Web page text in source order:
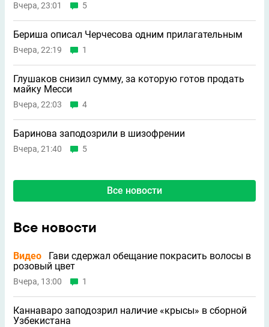
Вчера, 23:01 5
Бериша описал Черчесова одним прилагательным
Вчера, 22:19 1
Глушаков снизил сумму, за которую готов продать
майку Месси
Вчера, 22:03 4
Баринова заподозрили в шизофрении
Вчера, 21:40 5
Все новости
Все новости
Видео
Гави сдержал обещание покрасить волосы в
розовый цвет
Вчера, 13:00 1
Каннаваро заподозрил наличие «крысы» в сборной
Узбекистана